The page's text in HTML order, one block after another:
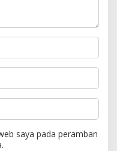
saya pada peramban